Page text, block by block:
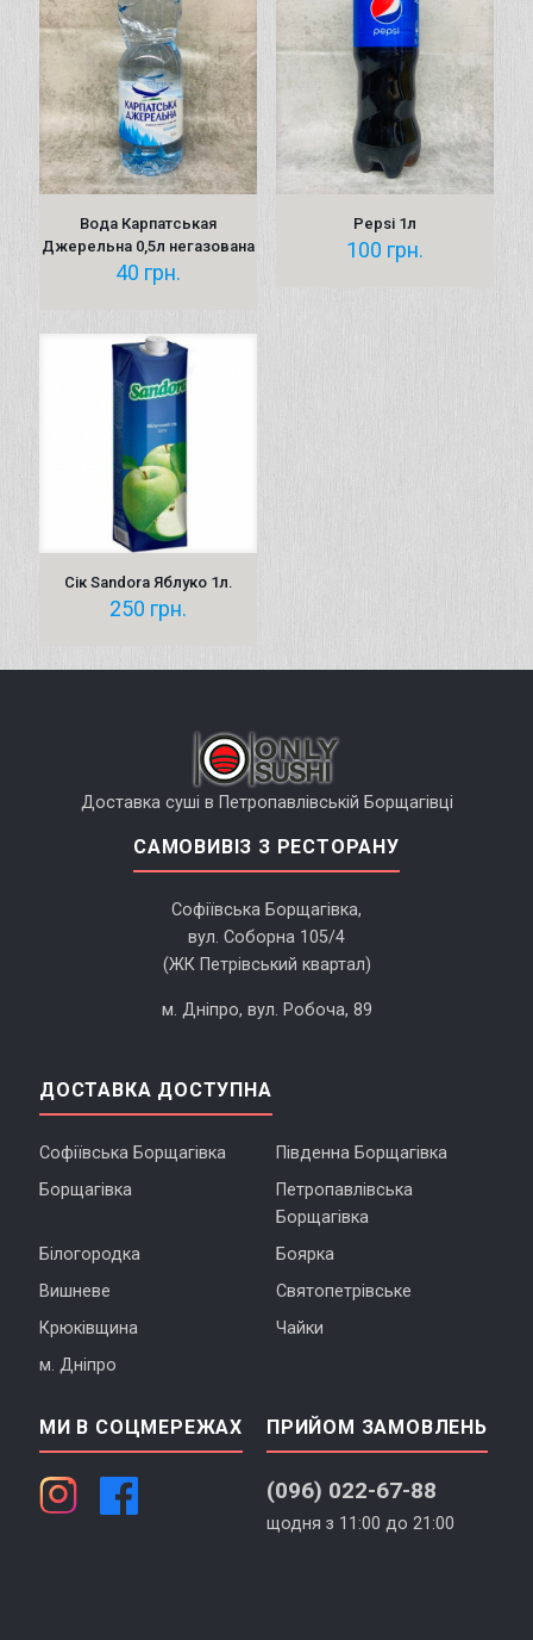
Вода Карпатськая
Джерельна 0,5л негазована
40 грн.
Pepsi 1л
100 грн.
Сік Sandora Яблуко 1л.
250 грн.
Доставка суші в Петропавлівській Борщагівці
САМОВИВІЗ З РЕСТОРАНУ
Софіївська Борщагівка,
вул. Соборна 105/4
(ЖК Петрівський квартал)
м. Дніпро, вул. Робоча, 89
ДОСТАВКА ДОСТУПНА
Софіївська Борщагівка
Південна Борщагівка
Борщагівка
Петропавлівська
Борщагівка
Білогородка
Боярка
Вишневе
Святопетрівське
Крюківщина
Чайки
м. Дніпро
МИ В СОЦМЕРЕЖАХ ПРИЙОМ ЗАМОВЛЕНЬ
(096) 022-67-88
щодня з 11:00 до 21:00